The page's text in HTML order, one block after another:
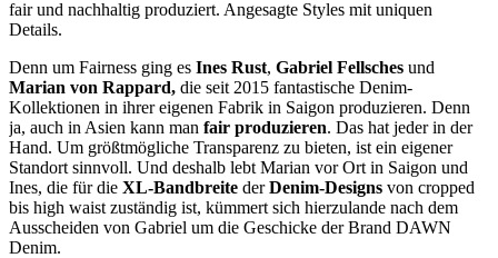
fair und nachhaltig produziert. Angesagte Styles mit uniquen
Details.
Denn um Fairness ging es Ines Rust, Gabriel Fellsches und
Marian von Rappard, die seit 2015 fantastische Denim-
Kollektionen in ihrer eigenen Fabrik in Saigon produzieren. Denn
ja, auch in Asien kann man fair produzieren. Das hat jeder in der
Hand. Um größtmögliche Transparenz zu bieten, ist ein eigener
Standort sinnvoll. Und deshalb lebt Marian vor Ort in Saigon und
Ines, die für die XL-Bandbreite derDenim-Designs von cropped
bis high waist zuständig ist, kümmert sich hierzulande nach dem
Ausscheiden von Gabriel um die Geschicke der Brand DAWN
Denim.